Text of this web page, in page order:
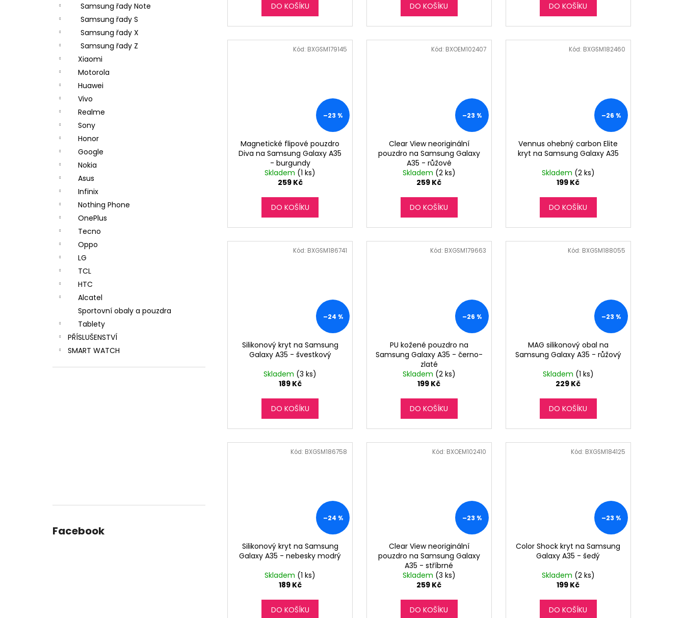
Samsung řady Note
Samsung řady S
Samsung řady X
Samsung řady Z
Xiaomi
Motorola
Huawei
Vivo
Realme
Sony
Honor
Google
Nokia
Asus
Infinix
Nothing Phone
OnePlus
Tecno
Oppo
LG
TCL
HTC
Alcatel
Sportovní obaly a pouzdra
Tablety
PŘÍSLUŠENSTVÍ
SMART WATCH
Facebook
DO KOŠÍKU DO KOŠÍKU DO KOŠÍKU
–23 %
Magnetické flipové pouzdro
Diva na Samsung Galaxy A35
- burgundy
Skladem (1 ks)
259 Kč
DO KOŠÍKU
Kód: BXGSM179145
–23 %
Clear View neoriginální
pouzdro na Samsung Galaxy
A35 - růžové
Skladem (2 ks)
259 Kč
DO KOŠÍKU
Kód: BXOEM102407
–26 %
Vennus ohebný carbon Elite
kryt na Samsung Galaxy A35
Skladem (2 ks)
199 Kč
DO KOŠÍKU
Kód: BXGSM182460
–24 %
Silikonový kryt na Samsung
Galaxy A35 - švestkový
Skladem (3 ks)
189 Kč
DO KOŠÍKU
Kód: BXGSM186741
–26 %
PU kožené pouzdro na
Samsung Galaxy A35 - černo-
zlaté
Skladem (2 ks)
199 Kč
DO KOŠÍKU
Kód: BXGSM179663
–23 %
MAG silikonový obal na
Samsung Galaxy A35 - růžový
Skladem (1 ks)
229 Kč
DO KOŠÍKU
Kód: BXGSM188055
–24 %
Silikonový kryt na Samsung
Galaxy A35 - nebesky modrý
Skladem (1 ks)
189 Kč
DO KOŠÍKU
Kód: BXGSM186758
–23 %
Clear View neoriginální
pouzdro na Samsung Galaxy
A35 - stříbrné
Skladem (3 ks)
259 Kč
DO KOŠÍKU
Kód: BXOEM102410
–23 %
Color Shock kryt na Samsung
Galaxy A35 - šedý
Skladem (2 ks)
199 Kč
DO KOŠÍKU
Kód: BXGSM184125